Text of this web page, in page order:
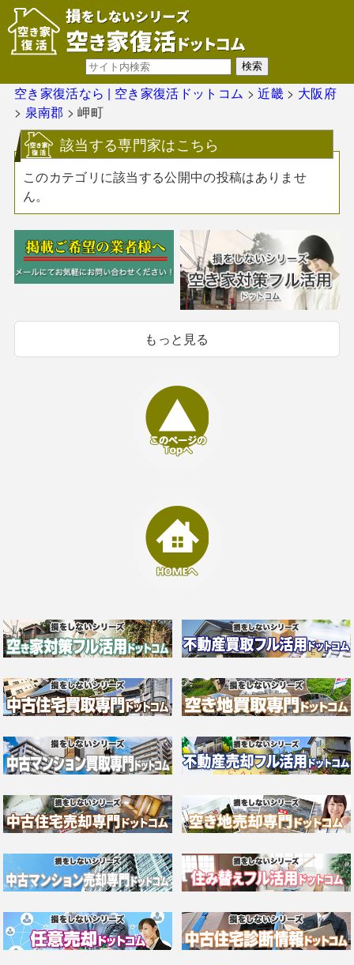
空き家復活なら | 空き家復活ドットコム >近畿> 大阪府
> 泉南郡 >岬町
該当する専門家はこちら
このカテゴリに該当する公開中の投稿はありませ
ん。
もっと見る